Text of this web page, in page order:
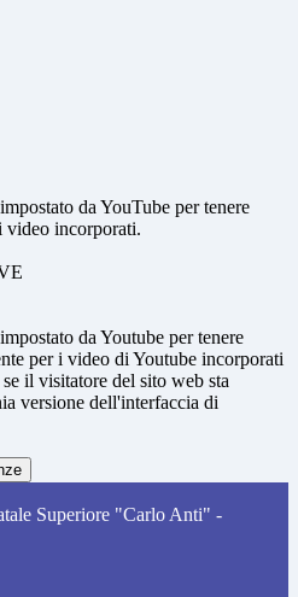
da YouTube per tenere
video incorporati.
da Youtube per tenere
per i video di Youtube incorporati
il visitatore del sito web sta
versione dell'interfaccia di
Superiore "Carlo Anti" -